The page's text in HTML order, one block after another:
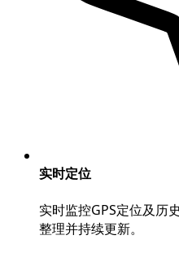
实时定位
实时监控GPS定位及历
整理并持续更新。